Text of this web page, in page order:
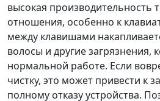
высокая производительность
отношения, особенно к
между клавишами
волосы и другие
нормальной работе. Если
чистку, это может привести к
полному отказу устройства.